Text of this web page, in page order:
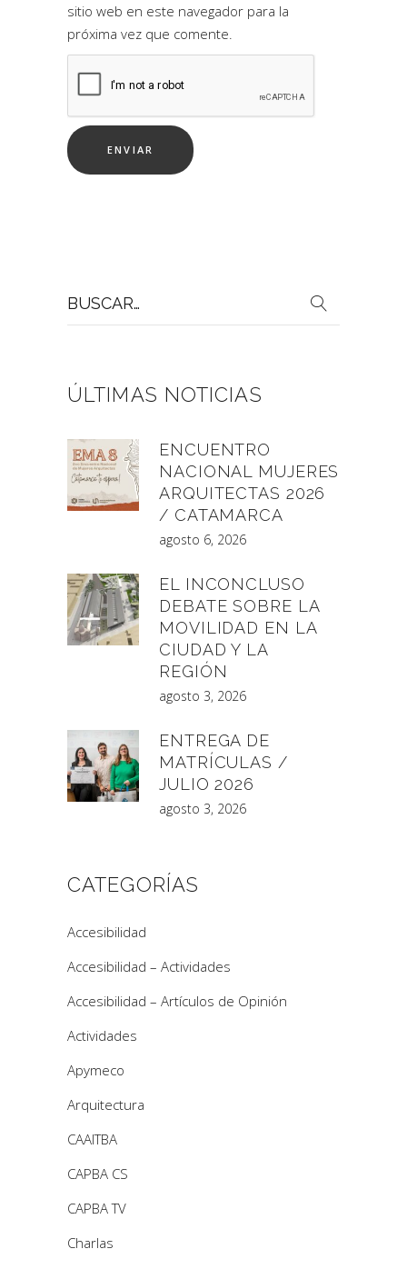
sitio web en este navegador para la
próxima vez que comente.
por:
ÚLTIMAS NOTICIAS
ENCUENTRO
NACIONAL MUJERES
ARQUITECTAS 2026
/ CATAMARCA
agosto 6, 2026
EL INCONCLUSO
DEBATE SOBRE LA
MOVILIDAD EN LA
CIUDAD Y LA
REGIÓN
agosto 3, 2026
ENTREGA DE
MATRÍCULAS /
JULIO 2026
agosto 3, 2026
CATEGORÍAS
Accesibilidad
Accesibilidad – Actividades
Accesibilidad – Artículos de Opinión
Actividades
Apymeco
Arquitectura
CAAITBA
CAPBA CS
CAPBA TV
Charlas